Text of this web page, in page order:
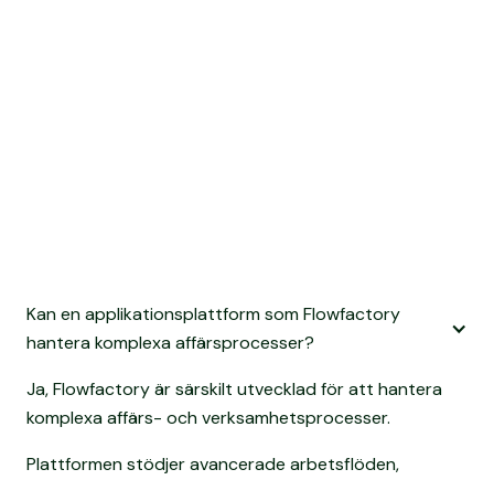
Kan en applikationsplattform som Flowfactory
hantera komplexa affärsprocesser?
Ja, Flowfactory är särskilt utvecklad för att hantera
komplexa affärs- och verksamhetsprocesser.
Plattformen stödjer avancerade arbetsflöden,